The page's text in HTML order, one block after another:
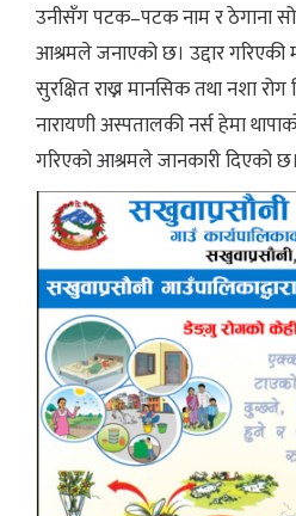
उनीसँग पटक–पटक नाम र ठेगाना
आश्रमले जनाएको छ। उद्दार गरिएकी
सुरक्षित राख्न मानसिक तथा नशा
नारायणी अस्पतालकी नर्स हेमा
गरिएको आश्रमले जानकारी दिएको छ।